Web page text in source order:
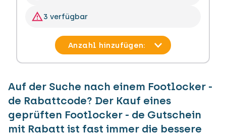
3 verfügbar
Auf der Suche nach einem Footlocker -
de Rabattcode? Der Kauf eines
geprüften Footlocker - de Gutschein
mit Rabatt ist fast immer die bessere